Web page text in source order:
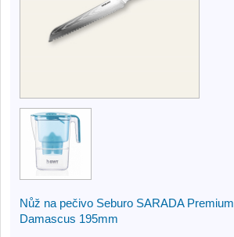
Nůž na pečivo Seburo SARADA Premium
Damascus 195mm